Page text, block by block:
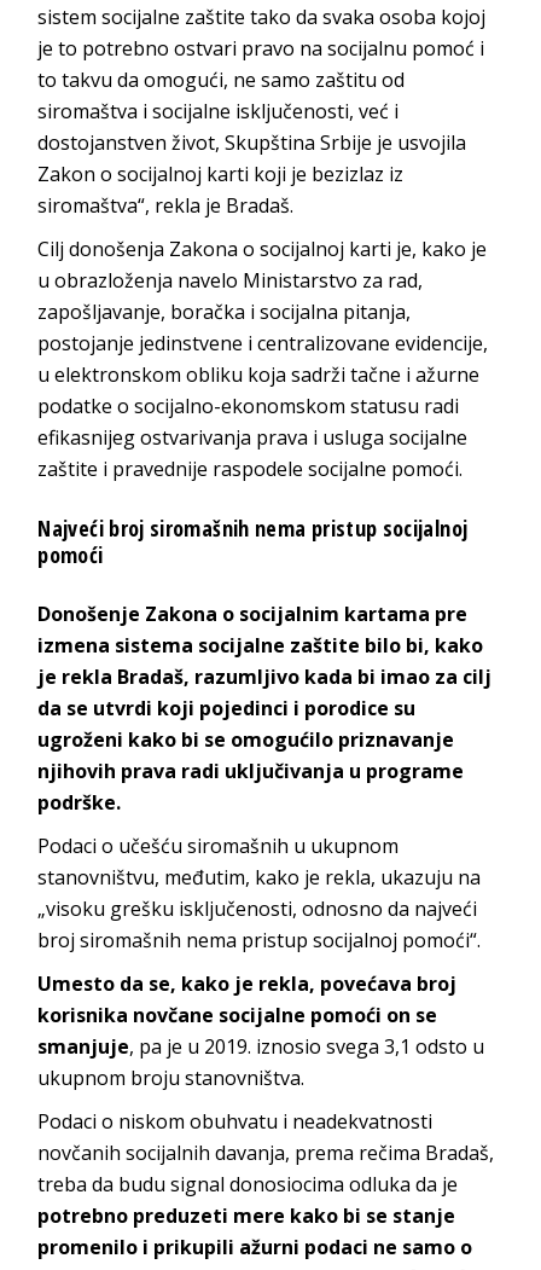
sistem socijalne zaštite tako da svaka osoba kojoj
je to potrebno ostvari pravo na socijalnu pomoć i
to takvu da omogući, ne samo zaštitu od
siromaštva i socijalne isključenosti, već i
dostojanstven život, Skupština Srbije je usvojila
Zakon o socijalnoj karti koji je bezizlaz iz
siromaštva“, rekla je Bradaš.
Cilj donošenja Zakona o socijalnoj karti je, kako je
u obrazloženja navelo Ministarstvo za rad,
zapošljavanje, boračka i socijalna pitanja,
postojanje jedinstvene i centralizovane evidencije,
u elektronskom obliku koja sadrži tačne i ažurne
podatke o socijalno-ekonomskom statusu radi
efikasnijeg ostvarivanja prava i usluga socijalne
zaštite i pravednije raspodele socijalne pomoći.
Najveći broj siromašnih nema pristup socijalnoj
pomoći
Donošenje Zakona o socijalnim kartama pre
izmena sistema socijalne zaštite bilo bi, kako
je rekla Bradaš, razumljivo kada bi imao za cilj
da se utvrdi koji pojedinci i porodice su
ugroženi kako bi se omogućilo priznavanje
njihovih prava radi uključivanja u programe
podrške.
Podaci o učešću siromašnih u ukupnom
stanovništvu, međutim, kako je rekla, ukazuju na
„visoku grešku isključenosti, odnosno da najveći
broj siromašnih nema pristup socijalnoj pomoći“.
Umesto da se, kako je rekla, povećava broj
korisnika novčane socijalne pomoći on se
smanjuje, pa je u 2019. iznosio svega 3,1 odsto u
ukupnom broju stanovništva.
Podaci o niskom obuhvatu i neadekvatnosti
novčanih socijalnih davanja, prema rečima Bradaš,
treba da budu signal donosiocima odluka da je
potrebno preduzeti mere kako bi se stanje
promenilo i prikupili ažurni podaci ne samo o